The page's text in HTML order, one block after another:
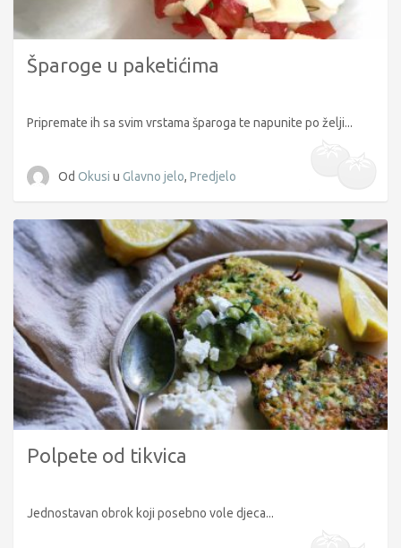
Šparoge u paketićima
Pripremate ih sa svim vrstama šparoga te napunite po želji...
Od Okusi u Glavno jelo, Predjelo
Polpete od tikvica
Jednostavan obrok koji posebno vole djeca...